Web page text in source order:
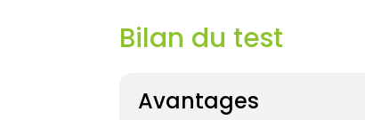
Bilan du test
Avantages